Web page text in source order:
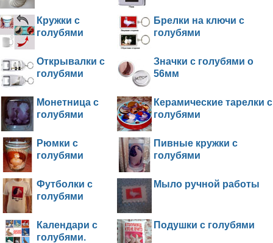
СУВЕНИРЫ С ГОЛУБЯМИ
МАРКЕРОВОЧНЫЕ КОЛЬЦА
РОДОВЫЕ КОЛЬЦА
ИМЕННЫЕ КОЛЬЦА НА ЗАКАЗ
ПОИЛКИ ДЛЯ ГОЛУБЕЙ
КОРМУШКИ ДЛЯ ГОЛУБЕЙ
ГНЕЗДА ДЛЯ ГОЛУБЕЙ
НАСЕСТЫ ДЛЯ ГОЛУБЕЙ
КЛЕТКИ ДЛЯ ГОЛУБЕЙ
ВИТАМИННАЯ ДОБАВКА
МИНЕРАЛЬНАЯ ДОБАВКА
Кружки с
голубями
Брелки на ключи с
голубями
Открывалки с
голубями
Значки с голубями о
56мм
Монетница с
голубями
Керамические тарелки с
голубями
Рюмки с
голубями
Пивные кружки с
голубями
Футболки с
голубями
Мыло ручной работы
Календари с
голубями.
Подушки с голубями